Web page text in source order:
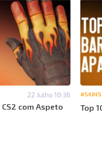
22 Julho 10:36
com Aspeto
#SKINS
Top